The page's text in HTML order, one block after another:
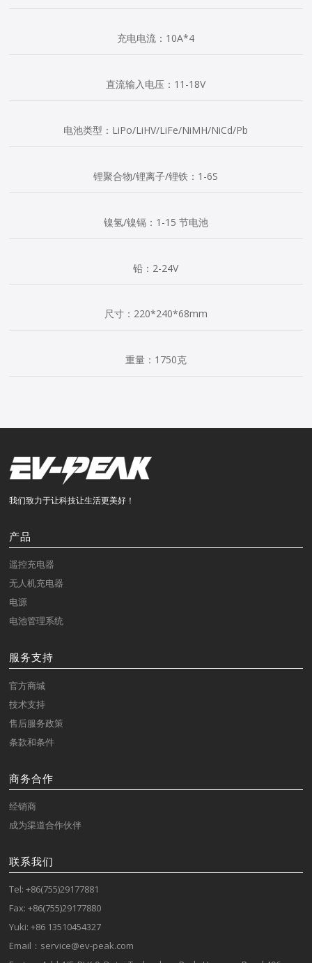
充电电流：10A*4
直流输入电压：11-18V
电池类型：LiPo/LiHV/LiFe/NiMH/NiCd/Pb
锂聚合物/锂离子/锂铁：1-6S
镍氢/镍镉：1-15 节电池
铅：2-24V
尺寸：220*240*68mm
重量：1750克
我们致力于让科技让生活更美好！
产品
遥控充电器
无人机充电器
电源
电池管理系统
服务支持
官方商城
技术支持
售后服务政策
条款和条件
商务合作
经销商
成为渠道合作伙伴
联系我们
Tel: +86(755)29177881
Fax: +86(755)29177880
Yuki: +86 13510454327
Email：service@ev-peak.com